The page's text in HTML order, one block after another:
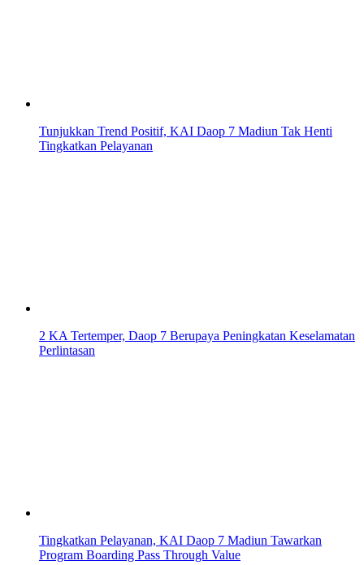
Tunjukkan Trend Positif, KAI Daop 7 Madiun Tak Henti
Tingkatkan Pelayanan
2 KA Tertemper, Daop 7 Berupaya Peningkatan Keselamatan
Perlintasan
Tingkatkan Pelayanan, KAI Daop 7 Madiun Tawarkan
Program Boarding Pass Through Value